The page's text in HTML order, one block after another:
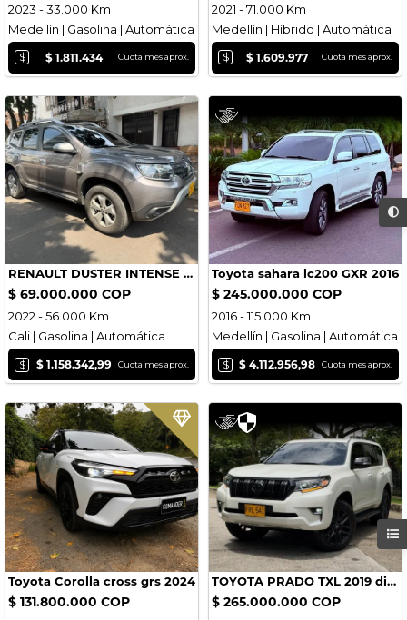
2023 - 33.000 Km
Medellín | Gasolina | Automática
$ $ 1.811.434 Cuota mes aprox.
2021 - 71.000 Km
Medellín | Híbrido | Automática
$ $ 1.609.977 Cuota mes aprox.
RENAULT DUSTER INTENSE 2022
$ 69.000.000 COP
2022 - 56.000 Km
Cali | Gasolina | Automática
$ $ 1.158.342,99 Cuota mes aprox.
Toyota sahara lc200 GXR 2016
$ 245.000.000 COP
2016 - 115.000 Km
Medellín | Gasolina | Automática
$ $ 4.112.956,98 Cuota mes aprox.
Toyota Corolla cross grs 2024
$ 131.800.000 COP
TOYOTA PRADO TXL 2019 diesel BLINDAJE 2PLUS
$ 265.000.000 COP